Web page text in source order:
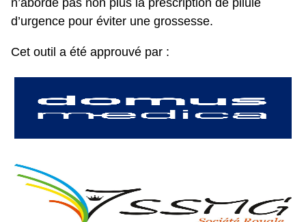
n’aborde pas non plus la prescription de pilule
d’urgence pour éviter une grossesse.
Cet outil a été approuvé par :